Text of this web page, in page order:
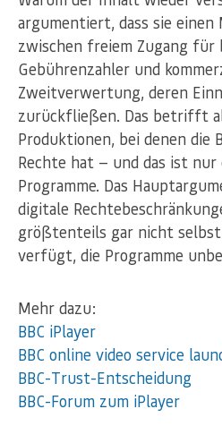
argumentiert, dass sie
zwischen freiem Zugang für
Gebührenzahler und
Zweitverwertung, deren
zurückfließen. Das betrifft
Produktionen, bei denen die
Rechte hat — und das ist
Programme. Das
digitale
größtenteils gar nicht selbst
verfügt, die Programme
Mehr dazu:
BBC iPlayer
BBC online video service
BBC-Trust-Entscheidung
BBC-Forum zum iPlayer